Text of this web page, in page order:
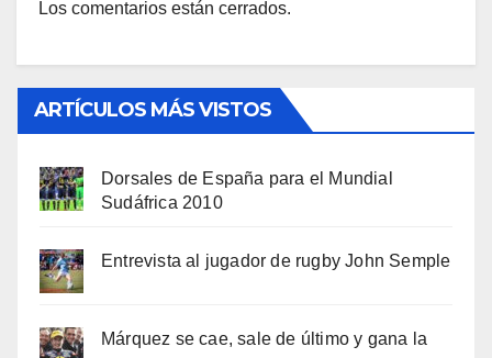
Los comentarios están cerrados.
ARTÍCULOS MÁS VISTOS
Dorsales de España para el Mundial
Sudáfrica 2010
Entrevista al jugador de rugby John Semple
Márquez se cae, sale de último y gana la